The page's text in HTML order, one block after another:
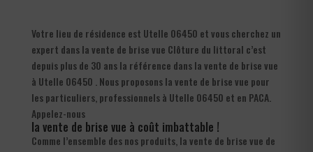
Votre lieu de résidence est Utelle 06450 et vous cherchez un
expert dans la vente de brise vue Clôture du littoral c’est
depuis plus de 30 ans la référence dans la vente de brise vue
à Utelle 06450 . Nous proposons la vente de brise vue pour
les particuliers, professionnels à Utelle 06450 et en PACA.
Appelez-nous
la vente de brise vue à coût imbattable !
Comme l’ensemble des nos produits, la vente de brise vue de